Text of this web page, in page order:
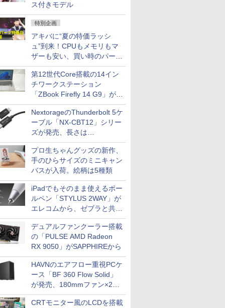
ス付きモデル
特別企画
アキバに“夏の特価ラッシ
ュ”到来！CPUもメモリもマ
ザーも安い、買い時のパーツ
は？【8月7日(金)22時配信】
第12世代Core搭載の14イン
チワークステーション
「ZBook Firefly 14 G9」が
79,800円！秋葉原で中古PC
セール
NextorageのThunderbolt 5ケ
ーブル「NX-CBT12」シリー
ズが発売、長さは
30cm/50cm/1mの3種類
プロ生ちゃんグッズの新作、
手のひらサイズのミニキャン
バスが入荷。絵柄は5種類
iPadでもそのまま使えるボー
ルペン「STYLUS 2WAY」が
エレコムから、ゼブラと共同
開発
デュアルファンクーラー搭載
の「PULSE AMD Radeon
RX 9050」がSAPPHIREから
HAVNのエアフロー重視PCケ
ース「BF 360 Flow Solid」
が発売、180mmファン×2搭
載
CRTモニター風のLCDを搭載